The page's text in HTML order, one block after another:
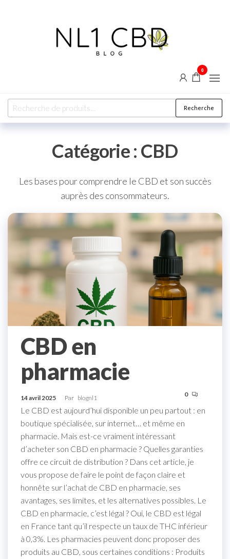
explorez
les vertus
naturelles
du
0
Recherche
Catégorie : CBD
Les bases pour comprendre le CBD et son succès
auprès des consommateurs.
CBD en
pharmacie
14 avril 2025 Par blognl1 0
Le CBD est aujourd’hui disponible un peu partout : en
boutique spécialisée, sur internet… et même en
pharmacie. Mais est-ce vraiment intéressant
d’acheter son CBD en pharmacie ? Quelles garanties
offre ce circuit de distribution ? Dans cet article, je
vous propose de faire le point de façon claire et
honnête sur l’achat de CBD en pharmacie, ses
avantages, ses limites, et les alternatives possibles. Le
CBD en pharmacie, c’est légal ? Oui, le CBD est légal
en France tant qu’il respecte un taux de THC inférieur
à 0,3%. Les pharmacies peuvent donc proposer des
produits au CBD, sous certaines conditions : Produits